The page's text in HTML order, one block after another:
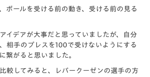
ボールを受ける前の動き、受ける前の見る
イデアが大事だと思っていましたが、自分
相手のプレスを100で受けないようにする
繋がると思いました。
較してみると、レバークーゼンの選手の方